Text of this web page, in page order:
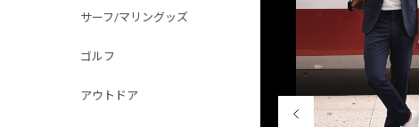
サーフ/マリングッズ
ゴルフ
アウトドア